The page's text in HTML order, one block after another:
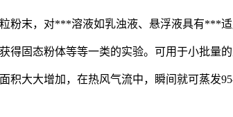
粉末，对***溶液如乳浊液、悬浮液具有***
固态粉体等等一类的实验。可用于小批量的
积大大增加，在热风气流中，瞬间就可蒸发